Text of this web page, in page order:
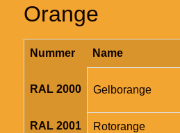
Orange
Nummer Name
RAL 2000 Gelborange
RAL 2001 Rotorange